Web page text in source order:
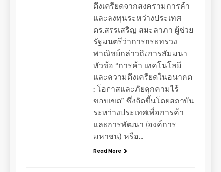
ตึงเครียดจากสงครามการค้า
และลงทุนระหว่างประเทศ
ดร.สรรเสริญ สมะลาภา ผู้ช่วย
รัฐมนตรีว่าการกระทรวง
พาณิชย์กล่าวถึงการสัมมนา
หัวข้อ “การค้า เทคโนโลยี
และความตึงเครียดในอนาคต
: โอกาสและภัยคุกคามไร้
ขอบเขต” ซึ่งจัดขึ้นโดยสถาบัน
ระหว่างประเทศเพื่อการค้า
และการพัฒนา (องค์การ
มหาชน) หรือ…
Read More